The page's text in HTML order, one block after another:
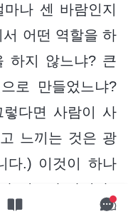
나 센 바람인지
어떤 역할을 하
하지 않느냐? 큰
로 만들었느냐?
렇다면 사람이 사
느끼는 것은 광
다.) 이것이 하나
의도가 아니냐?
와 아무런 방해